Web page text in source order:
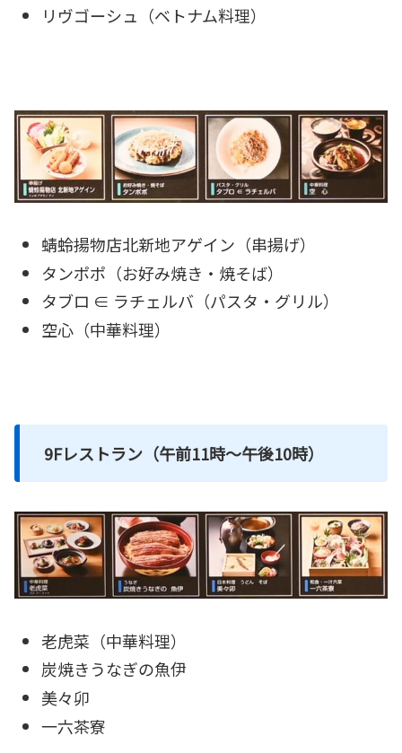
リヴゴーシュ（ベトナム料理）
蜻蛉揚物店北新地アゲイン（串揚げ）
タンポポ（お好み焼き・焼そば）
タブロ ∈ ラチェルバ（パスタ・グリル）
空心（中華料理）
9Fレストラン（午前11時～午後10時）
老虎菜（中華料理）
炭焼きうなぎの魚伊
美々卯
一六茶寮